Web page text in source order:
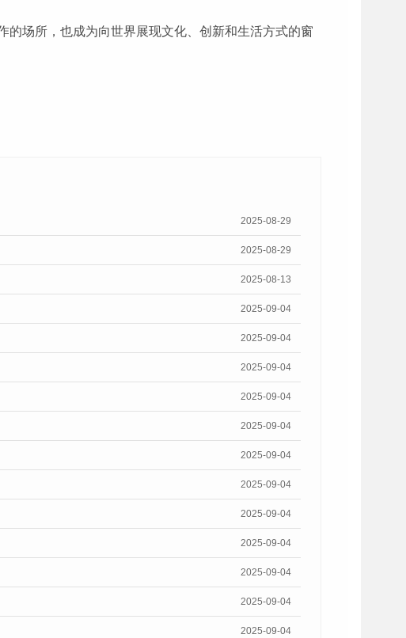
场所，也成为向世界展现文化、创新和生活方式的窗
2025-08-29
2025-08-29
2025-08-13
2025-09-04
2025-09-04
2025-09-04
2025-09-04
2025-09-04
2025-09-04
2025-09-04
2025-09-04
2025-09-04
2025-09-04
2025-09-04
2025-09-04